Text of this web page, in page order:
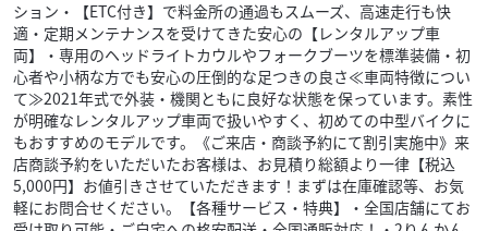
ション・【ETC付き】で料金所の通過もスムーズ、高速走行も快
適・定期メンテナンスを受けてきた安心の【レンタルアップ車
両】・専用のヘッドライトカウルやフォークブーツを標準装備・初
心者や小柄な方でも安心の圧倒的な足つきの良さ≪車両特徴につい
て≫2021年式で外装・機関ともに良好な状態を保っています。素性
が明確なレンタルアップ車両で扱いやすく、初めての中型バイクに
もおすすめのモデルです。《ご来店・商談予約にて割引実施中》来
店商談予約をいただいたお客様は、お見積り総額より一律【税込
5,000円】お値引きさせていただきます！まずは在庫確認等、お気
軽にお問合せください。【各種サービス・特典】・全国店舗にてお